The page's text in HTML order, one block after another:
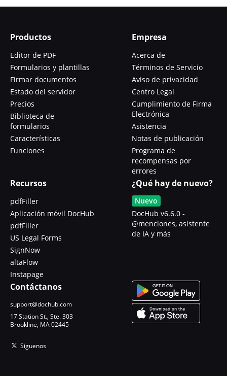
Productos
Editor de PDF
Formularios y plantillas
Firmar documentos
Estado del servidor
Precios
Biblioteca de
formularios
Características
Funciones
Empresa
Acerca de
Términos de Servicio
Aviso de privacidad
Centro Legal
Cumplimiento de Firma
Electrónica
Asistencia
Notas de publicación
Programa de
recompensas por
errores
Recursos
pdfFiller
Aplicación móvil DocHub
pdfFiller
US Legal Forms
SignNow
altaFlow
Instapage
¿Qué hay de nuevo?
Nuevo
DocHub v6.6.0 -
@menciones, asistente
de IA y más
Contáctanos
support@dochub.com
17 Station St., Ste. 303
Brookline, MA 02445
Síguenos